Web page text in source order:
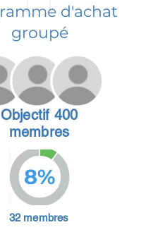
d'achat
groupé
Objectif 400
membres
8%
32 membres